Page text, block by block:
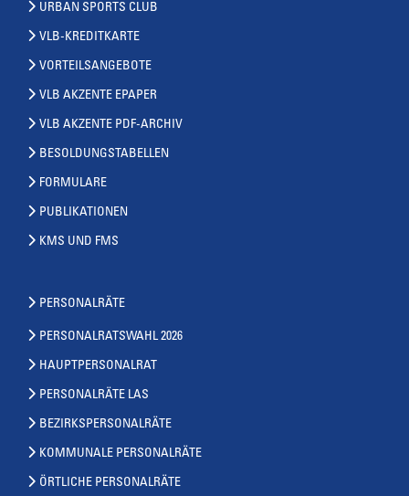
URBAN SPORTS CLUB
VLB-KREDITKARTE
VORTEILSANGEBOTE
VLB AKZENTE EPAPER
VLB AKZENTE PDF-ARCHIV
BESOLDUNGSTABELLEN
FORMULARE
PUBLIKATIONEN
KMS UND FMS
PERSONALRÄTE
PERSONALRATSWAHL 2026
HAUPTPERSONALRAT
PERSONALRÄTE LAS
BEZIRKSPERSONALRÄTE
KOMMUNALE PERSONALRÄTE
ÖRTLICHE PERSONALRÄTE